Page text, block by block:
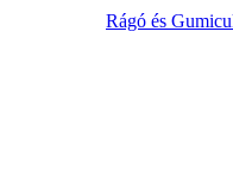
Rágó és